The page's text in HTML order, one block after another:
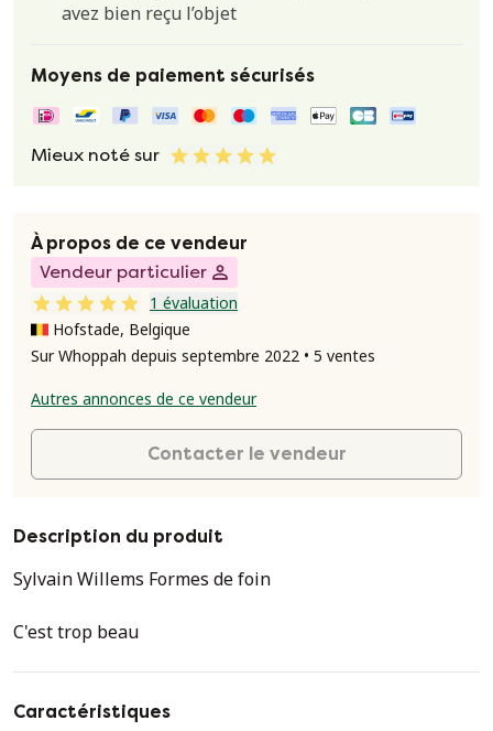
avez bien reçu l’objet
Moyens de paiement sécurisés
Mieux noté sur
À propos de ce vendeur
Vendeur particulier
1 évaluation
Hofstade, Belgique
Sur Whoppah depuis septembre 2022 • 5 ventes
Autres annonces de ce vendeur
Contacter le vendeur
Description du produit
Sylvain Willems Formes de foin
C'est trop beau
Caractéristiques